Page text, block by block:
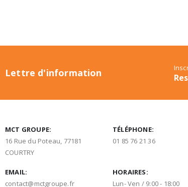
Lettre d'information
MCT GROUPE:
16 Rue du Poteau, 77181
COURTRY
TÉLÉPHONE:
01 85 76 21 36
EMAIL:
contact@mctgroupe.fr
HORAIRES:
Lun- Ven / 9:00 - 18:00